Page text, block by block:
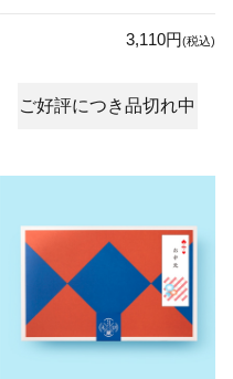
3,110円(税込)
ご好評につき品切れ中